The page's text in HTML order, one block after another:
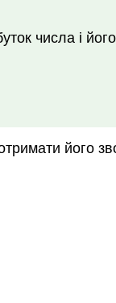
числа і
його